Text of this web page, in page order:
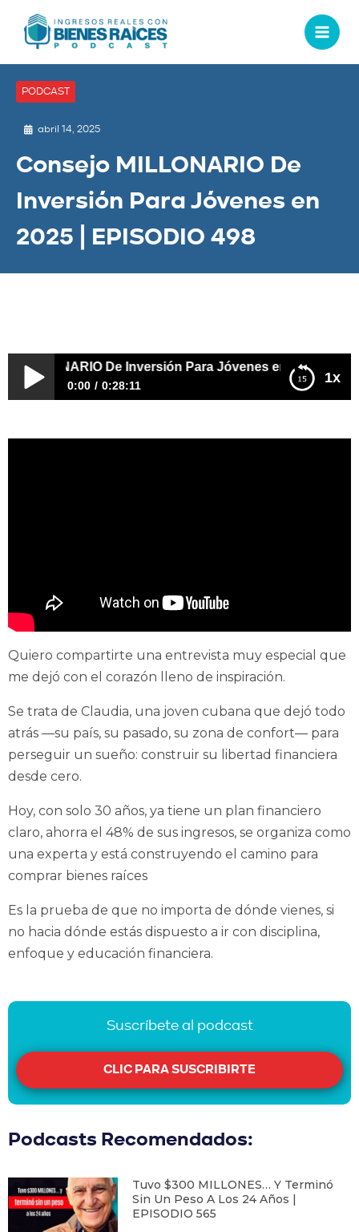
PODCAST
abril 14, 2025
Consejo MILLONARIO De
Inversión Para Jóvenes en
2025 | EPISODIO 498
1x
De Inversión Para Jóvenes en 2025 |
0:00 0:28:11
Quiero compartirte una entrevista muy especial que
me dejó con el corazón lleno de inspiración.
Se trata de Claudia, una joven cubana que dejó todo
atrás —su país, su pasado, su zona de confort— para
perseguir un sueño: construir su libertad financiera
desde cero.
Hoy, con solo 30 años, ya tiene un plan financiero
claro, ahorra el 48% de sus ingresos, se organiza como
una experta y está construyendo el camino para
comprar bienes raíces
Es la prueba de que no importa de dónde vienes, si
no hacia dónde estás dispuesto a ir con disciplina,
enfoque y educación financiera.
Suscríbete al podcast
CLIC PARA SUSCRIBIRTE
Podcasts Recomendados:
Tuvo $300 MILLONES… Y Terminó
Sin Un Peso A Los 24 Años |
EPISODIO 565